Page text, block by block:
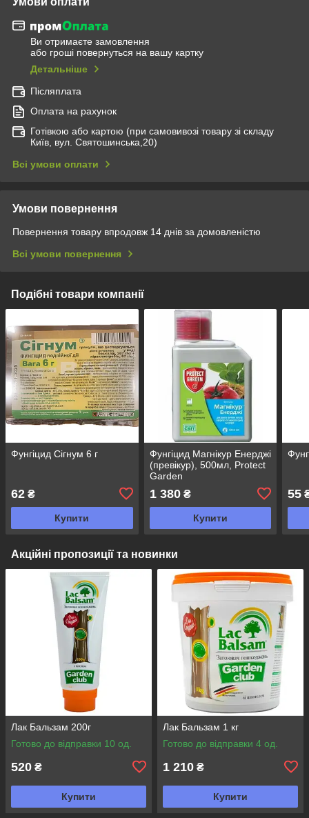
Ви отримаєте замовлення
або гроші повернуться на вашу картку
Детальніше
Післяплата
Оплата на рахунок
Готівкою або картою (при самовивозі товару зі складу
Київ, вул. Святошинська,20)
Всі умови оплати
Умови повернення
Повернення товару впродовж 14 днів за домовленістю
Всі умови повернення
Подібні товари компанії
Фунгіцид Сігнум 6 г
62 ₴
Купити
Фунгіцид Магнікур Енерджі
(превікур), 500мл, Protect
Garden
1 380₴
Купити
55
Акційні пропозиції та новинки
Лак Бальзам 200г
Готово до відправки 10 од.
520 ₴
Купити
Лак Бальзам 1 кг
Готово до відправки 4 од.
1 210 ₴
Купити